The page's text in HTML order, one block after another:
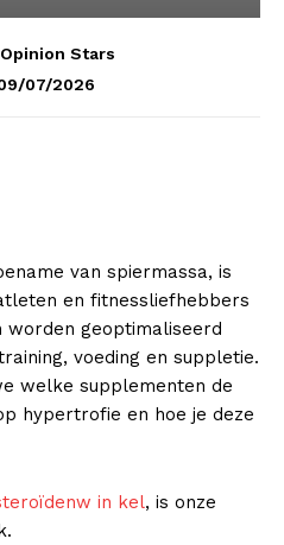
Stars
07/2026
van spiermassa, is
en fitnessliefhebbers
worden geoptimaliseerd
voeding en suppletie.
welke supplementen de
hypertrofie en hoe je deze
in kel, is onze